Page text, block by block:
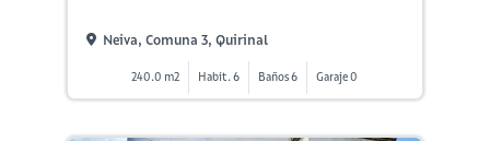
Neiva, Comuna 3, Quirinal
240.0 m2 Habit. 6 Baños 6 Garaje 0